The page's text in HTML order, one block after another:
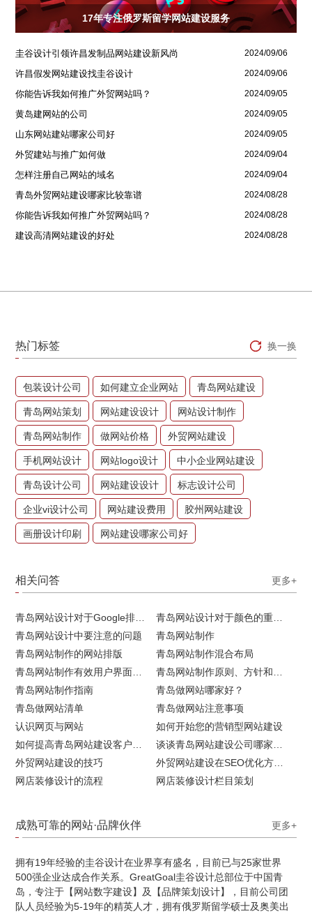
17年专注俄罗斯留学网站建设服务
圭谷设计引领许昌发制品网站建设新风尚 2024/09/06
许昌假发网站建设找圭谷设计 2024/09/06
你能告诉我如何推广外贸网站吗？ 2024/09/05
黄岛建网站的公司 2024/09/05
山东网站建站哪家公司好 2024/09/05
外贸建站与推广如何做 2024/09/04
怎样注册自己网站的域名 2024/09/04
青岛外贸网站建设哪家比较靠谱 2024/08/28
你能告诉我如何推广外贸网站吗？ 2024/08/28
建设高清网站建设的好处 2024/08/28
热门标签 换一换
包装设计公司 如何建立企业网站 青岛网站建设
青岛网站策划 网站建设设计 网站设计制作
青岛网站制作 做网站价格 外贸网站建设
手机网站设计 网站logo设计 中小企业网站建设
青岛设计公司 网站建设设计 标志设计公司
企业vi设计公司 网站建设费用 胶州网站建设
画册设计印刷 网站建设哪家公司好
相关问答 更多+
青岛网站设计中要注意的问题
青岛网站制作
青岛网站制作的网站排版
青岛网站制作混合布局
青岛网站制作指南
青岛做网站哪家好？
青岛做网站清单
青岛做网站注意事项
认识网页与网站
如何开始您的营销型网站建设
外贸网站建设的技巧
网店装修设计的流程
网店装修设计栏目策划
成熟可靠的网站·品牌伙伴 更多+
拥有19年经验的圭谷设计在业界享有盛名，目前已与25家世界
500强企业达成合作关系。GreatGoal圭谷设计总部位于中国青
岛，专注于【网站数字建设】及【品牌策划设计】，目前公司团
队人员经验为5-19年的精英人才，拥有俄罗斯留学硕士及奥美出